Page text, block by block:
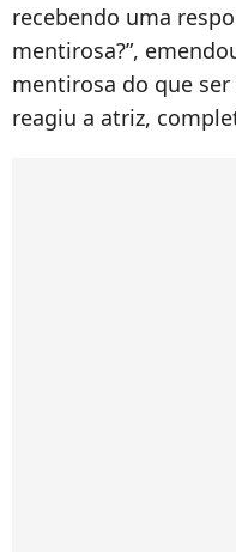
recebendo uma
mentirosa?”,
mentirosa do que ser
reagiu a atriz,